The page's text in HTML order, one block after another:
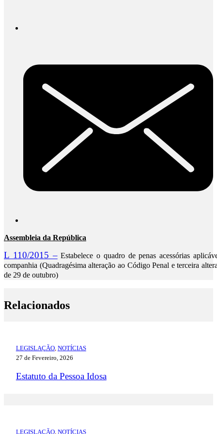
Assembleia da República
L 110/2015 –Estabelece o quadro de penas acessórias
companhia (Quadragésima alteração ao Código Penal e terceira
de 29 de outubro)
Relacionados
LEGISLAÇÃO, NOTÍCIAS
27 de Fevereiro, 2026
Estatuto da Pessoa Idosa
LEGISLAÇÃO, NOTÍCIAS